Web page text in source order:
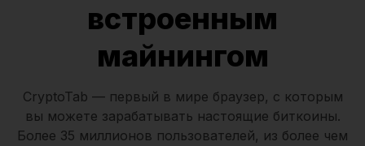
встроенным
майнингом
CryptoTab — первый в мире браузер, с которым
вы можете зарабатывать настоящие биткоины.
Более 35 миллионов пользователей, из более чем